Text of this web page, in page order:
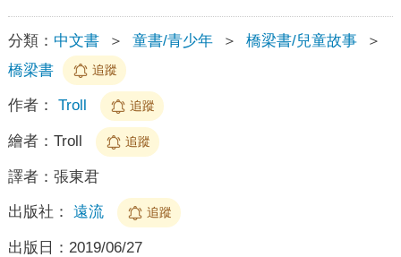
分類： 中文書 ＞ 童書/青少年 ＞ 橋梁書/兒童故事
＞
橋梁書
追蹤
作者： Troll 追蹤
繪者： Troll 追蹤
譯者： 張東君
出版社： 遠流 追蹤
出版日： 2019/06/27